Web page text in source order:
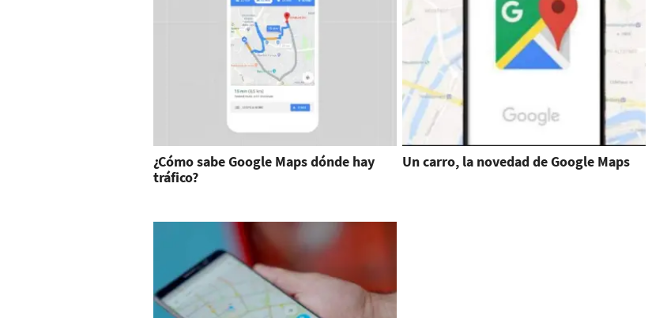
¿Cómo sabe Google Maps dónde hay
tráfico?
Un carro, la novedad de Google Maps